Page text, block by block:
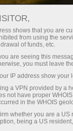
লিভারেজ,
স্টক ও
শর্তাবলী।
প্রতিটি ডিপোজিটে
30% বোনাস
গতির
পরিচয় ট্রেডিংয়ে
shows that you are
from using the
of funds, etc.
are seeing this
you must leave
IP address show your
a VPN provided by a
not have proper
in the WHOIS
whether you are a
being a US